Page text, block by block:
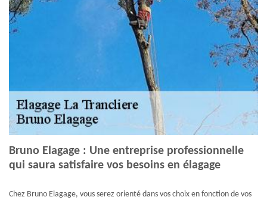
Bruno Elagage : Une entreprise professionnelle
qui saura satisfaire vos besoins en élagage
Chez Bruno Elagage, vous serez orienté dans vos choix en fonction de vos